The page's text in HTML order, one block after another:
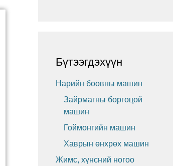
Бүтээгдэхүүн
Нарийн боовны машин
Зайрмагны боргоцой
машин
Гоймонгийн машин
Хаврын өнхрөх машин
Жимс, хүнсний ногоо